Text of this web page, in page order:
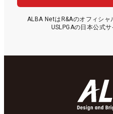
ALBA NetはR&Aのオフィシ
USLPGAの日本公式